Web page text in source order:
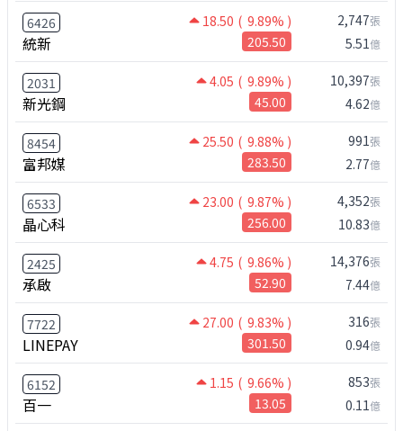
6426 18.50 ( 9.89% )
統新 205.50
2,747張
5.51億
2031 4.05 ( 9.89% )
新光鋼 45.00
10,397張
4.62億
8454 25.50 ( 9.88% )
富邦媒 283.50
991張
2.77億
6533 23.00 ( 9.87% )
晶心科 256.00
4,352張
10.83億
2425 4.75 ( 9.86% )
承啟 52.90
14,376張
7.44億
7722 27.00 ( 9.83% )
LINEPAY 301.50
316張
0.94億
6152 1.15 ( 9.66% )
百一 13.05
853張
0.11億